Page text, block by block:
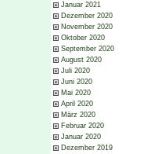
Januar 2021
Dezember 2020
November 2020
Oktober 2020
September 2020
August 2020
Juli 2020
Juni 2020
Mai 2020
April 2020
März 2020
Februar 2020
Januar 2020
Dezember 2019